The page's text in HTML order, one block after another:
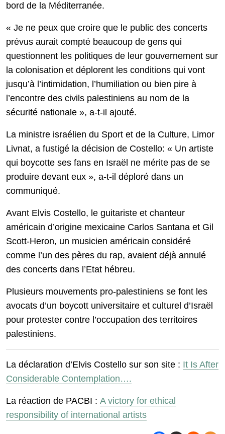
bord de la Méditerranée.
« Je ne peux que croire que le public des concerts
prévus aurait compté beaucoup de gens qui
questionnent les politiques de leur gouvernement sur
la colonisation et déplorent les conditions qui vont
jusqu’à l’intimidation, l’humiliation ou bien pire à
l’encontre des civils palestiniens au nom de la
sécurité nationale », a-t-il ajouté.
La ministre israélien du Sport et de la Culture, Limor
Livnat, a fustigé la décision de Costello: « Un artiste
qui boycotte ses fans en Israël ne mérite pas de se
produire devant eux », a-t-il déploré dans un
communiqué.
Avant Elvis Costello, le guitariste et chanteur
américain d’origine mexicaine Carlos Santana et Gil
Scott-Heron, un musicien américain considéré
comme l’un des pères du rap, avaient déjà annulé
des concerts dans l’Etat hébreu.
Plusieurs mouvements pro-palestiniens se font les
avocats d’un boycott universitaire et culturel d’Israël
pour protester contre l’occupation des territoires
palestiniens.
La déclaration d’Elvis Costello sur son site : It Is After
Considerable Contemplation….
La réaction de PACBI : A victory for ethical
responsibility of international artists